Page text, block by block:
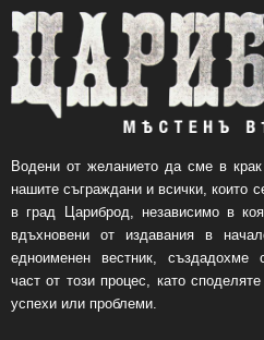
Водени от желанието да сме в
нашите съграждани и всички, които
в град Цариброд, независимо в
вдъхновени от издавания в
едноименен вестник, създадохме
част от този процес, като
успехи или проблеми.